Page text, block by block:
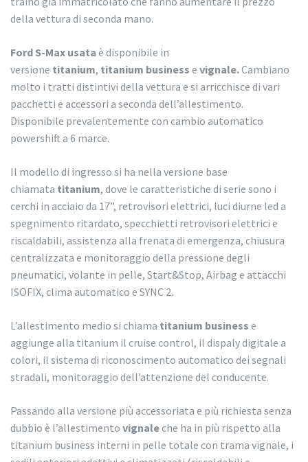
della vettura di seconda mano.
Ford S-Max usata è disponibile in
versione titanium, titanium business e vignale.Cambiano
molto i tratti distintivi della vettura e si arricchisce di vari
pacchetti e accessori a seconda dell’allestimento.
Disponibile prevalentemente con cambio automatico
powershift a 6 marce.
Il modello di ingresso si ha nella versione base
chiamata titanium, dove le caratteristiche di serie sono i
cerchi in acciaio da 17”, retrovisori elettrici, luci diurne led a
spegnimento ritardato, specchietti retrovisori elettrici e
riscaldabili, assistenza alla frenata di emergenza, chiusura
centralizzata e monitoraggio della pressione degli
pneumatici, volante in pelle, Start&Stop, Airbag e attacchi
ISOFIX, clima automatico e SYNC 2.
L’allestimento medio si chiama titanium business e
aggiunge alla titanium il cruise control, il dispaly digitale a
colori, il sistema di riconoscimento automatico dei segnali
stradali, monitoraggio dell’attenzione del conducente.
Passando alla versione più accessoriata e più richiesta senza
dubbio è l’allestimento vignaleche ha in più rispetto alla
titanium business interni in pelle totale con trama vignale, i